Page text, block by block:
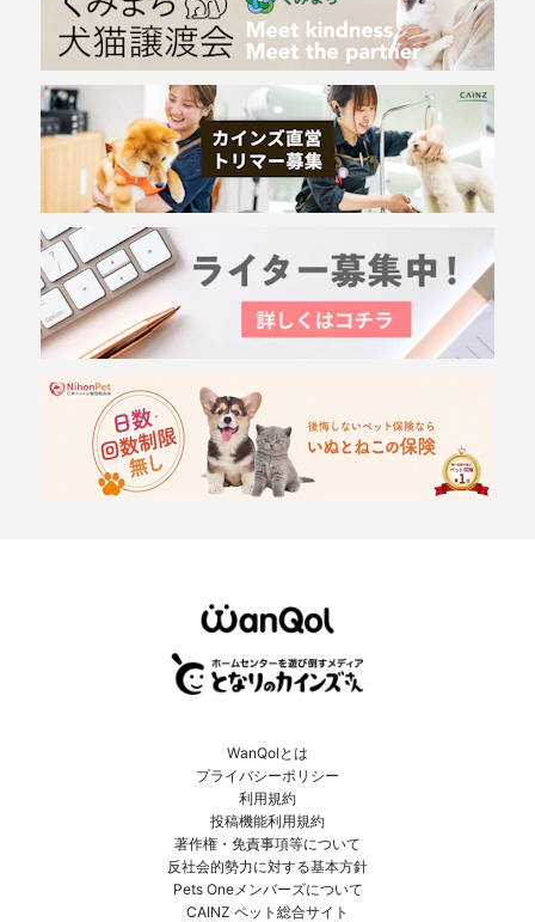
WanQolとは
プライバシーポリシー
利用規約
投稿機能利用規約
著作権・免責事項等について
反社会的勢力に対する基本方針
Pets Oneメンバーズについて
CAINZ ペット総合サイト